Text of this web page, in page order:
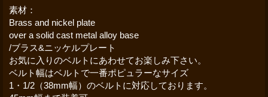
素材：
Brass and nickel plate
over a solid cast metal alloy base
/ブラス&ニッケルプレート
お気に入りのベルトにあわせてお楽しみ下さい。
ベルト幅はベルトで一番ポピュラーなサイズ
1・1/2（38mm幅）のベルトに対応しております。